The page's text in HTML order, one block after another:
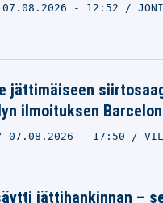
07.08.2026 - 12:52
jättimäiseen
ilmoituksen
07.08.2026 - 17:50
jättihankinnan –